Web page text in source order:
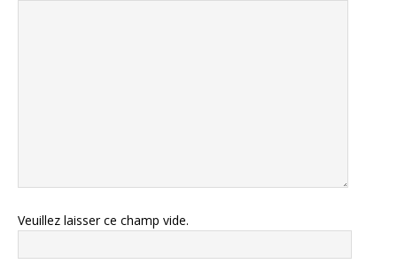
Veuillez laisser ce champ vide.